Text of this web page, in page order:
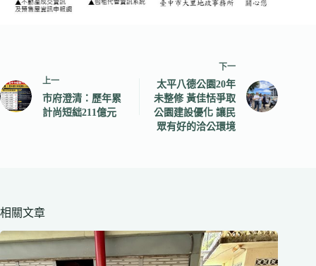
上一
市府澄清：歷年累
計尚短絀211億元
下一
太平八德公園20年
未整修 黃佳恬爭取
公園建設優化 讓民
眾有好的洽公環境
相關文章